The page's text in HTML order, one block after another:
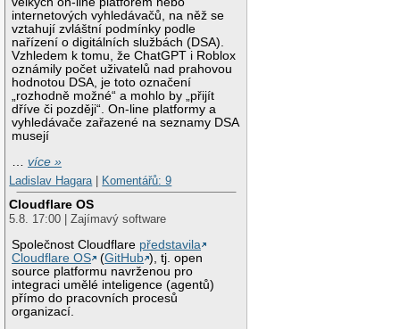
internetových vyhledávačů, na něž se
vztahují zvláštní podmínky podle
nařízení o digitálních službách (DSA).
Vzhledem k tomu, že ChatGPT i Roblox
oznámily počet uživatelů nad prahovou
hodnotou DSA, je toto označení
„rozhodně možné“ a mohlo by „přijít
dříve či později“. On-line platformy a
vyhledávače zařazené na seznamy DSA
musejí
…více »
Ladislav Hagara| Komentářů: 9
Cloudflare OS
5.8. 17:00 | Zajímavý software
Společnost Cloudflare představila
Cloudflare OS
(GitHub ), tj. open
source platformu navrženou pro
integraci umělé inteligence (agentů)
přímo do pracovních procesů
organizací.